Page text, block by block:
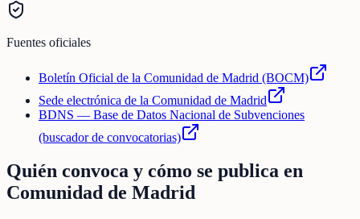
Fuentes oficiales
Boletín Oficial de la Comunidad de Madrid (BOCM)
Sede electrónica de la Comunidad de Madrid
BDNS — Base de Datos Nacional de Subvenciones
(buscador de convocatorias)
Quién convoca y cómo se publica en
Comunidad de Madrid